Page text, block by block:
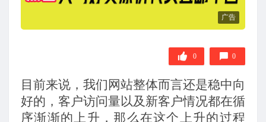
广告
0 0
目前来说，我们网站整体而言还是稳中向
好的，客户访问量以及新客户情况都在循
序渐渐的上升，那么在这个上升的过程